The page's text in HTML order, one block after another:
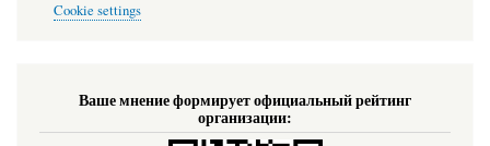
Cookie settings
Ваше мнение формирует официальный рейтинг
организации: